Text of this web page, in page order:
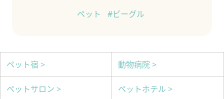
ペット
#ビーグル
ペット宿 > 動物病院 >
ペットサロン > ペットホテル >